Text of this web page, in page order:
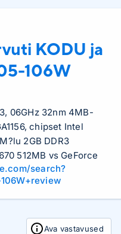
KODU ja
106W
06GHz 32nm 4MB-
chipset Intel
2GB DDR3
512MB vs GeForce
7200rpm SATA, DVD-
Operatsioonis?steem
tarkvara
programm jne..),
search?
Ava vastavused